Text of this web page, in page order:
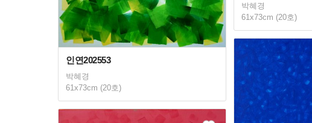
박혜경
61x73cm (20호)
인연202553
박혜경
61x73cm (20호)